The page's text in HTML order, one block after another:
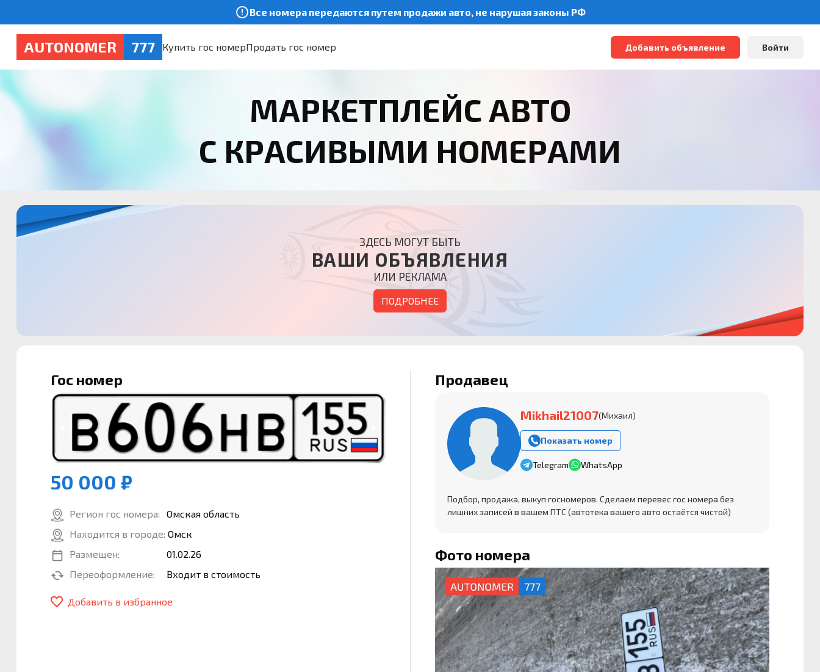
Все номера передаются путем продажи авто, не нарушая законы РФ
AUTONOMER 777 Купить гос номерПродать гос номер Добавить объявление Войти
МАРКЕТПЛЕЙС АВТО
С КРАСИВЫМИ НОМЕРАМИ
ЗДЕСЬ МОГУТ БЫТЬ
ВАШИ ОБЪЯВЛЕНИЯ
ИЛИ РЕКЛАМА
ПОДРОБНЕЕ
Гос номер
50 000 ₽
Регион гос номера:
Омская область
Находится в городе: Омск
Размещен:
01.02.26
Переоформление:
Входит в стоимость
Добавить в избранное
Продавец
Mikhail21007(Михаил)
Показать номер
Telegram WhatsApp
Подбор, продажа, выкуп госномеров. Сделаем перевес гос номера без
лишних записей в вашем ПТС (автотека вашего авто остаётся чистой)
Фото номера